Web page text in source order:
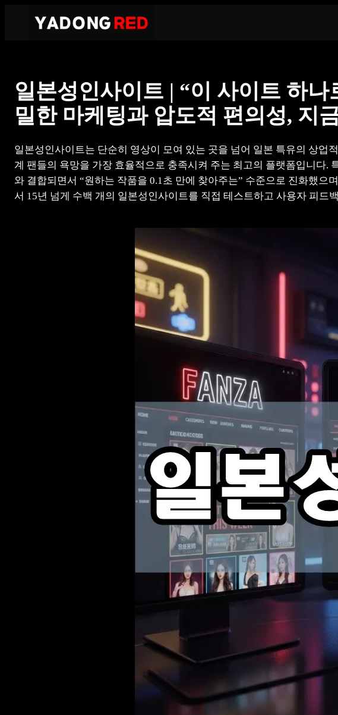
일본성인사이트 | “이 사이트 하
밀한 마케팅과 압도적 편의성, 지
일본성인사이트는 단순히 영상이 모여 있는 곳을 넘어 일본 특유의 상업
계 팬들의 욕망을 가장 효율적으로 충족시켜 주는 최고의 플랫폼입니다.
와 결합되면서 “원하는 작품을 0.1초 만에 찾아주는” 수준으로 진화했
서 15년 넘게 수백 개의 일본성인사이트를 직접 테스트하고 사용자 피